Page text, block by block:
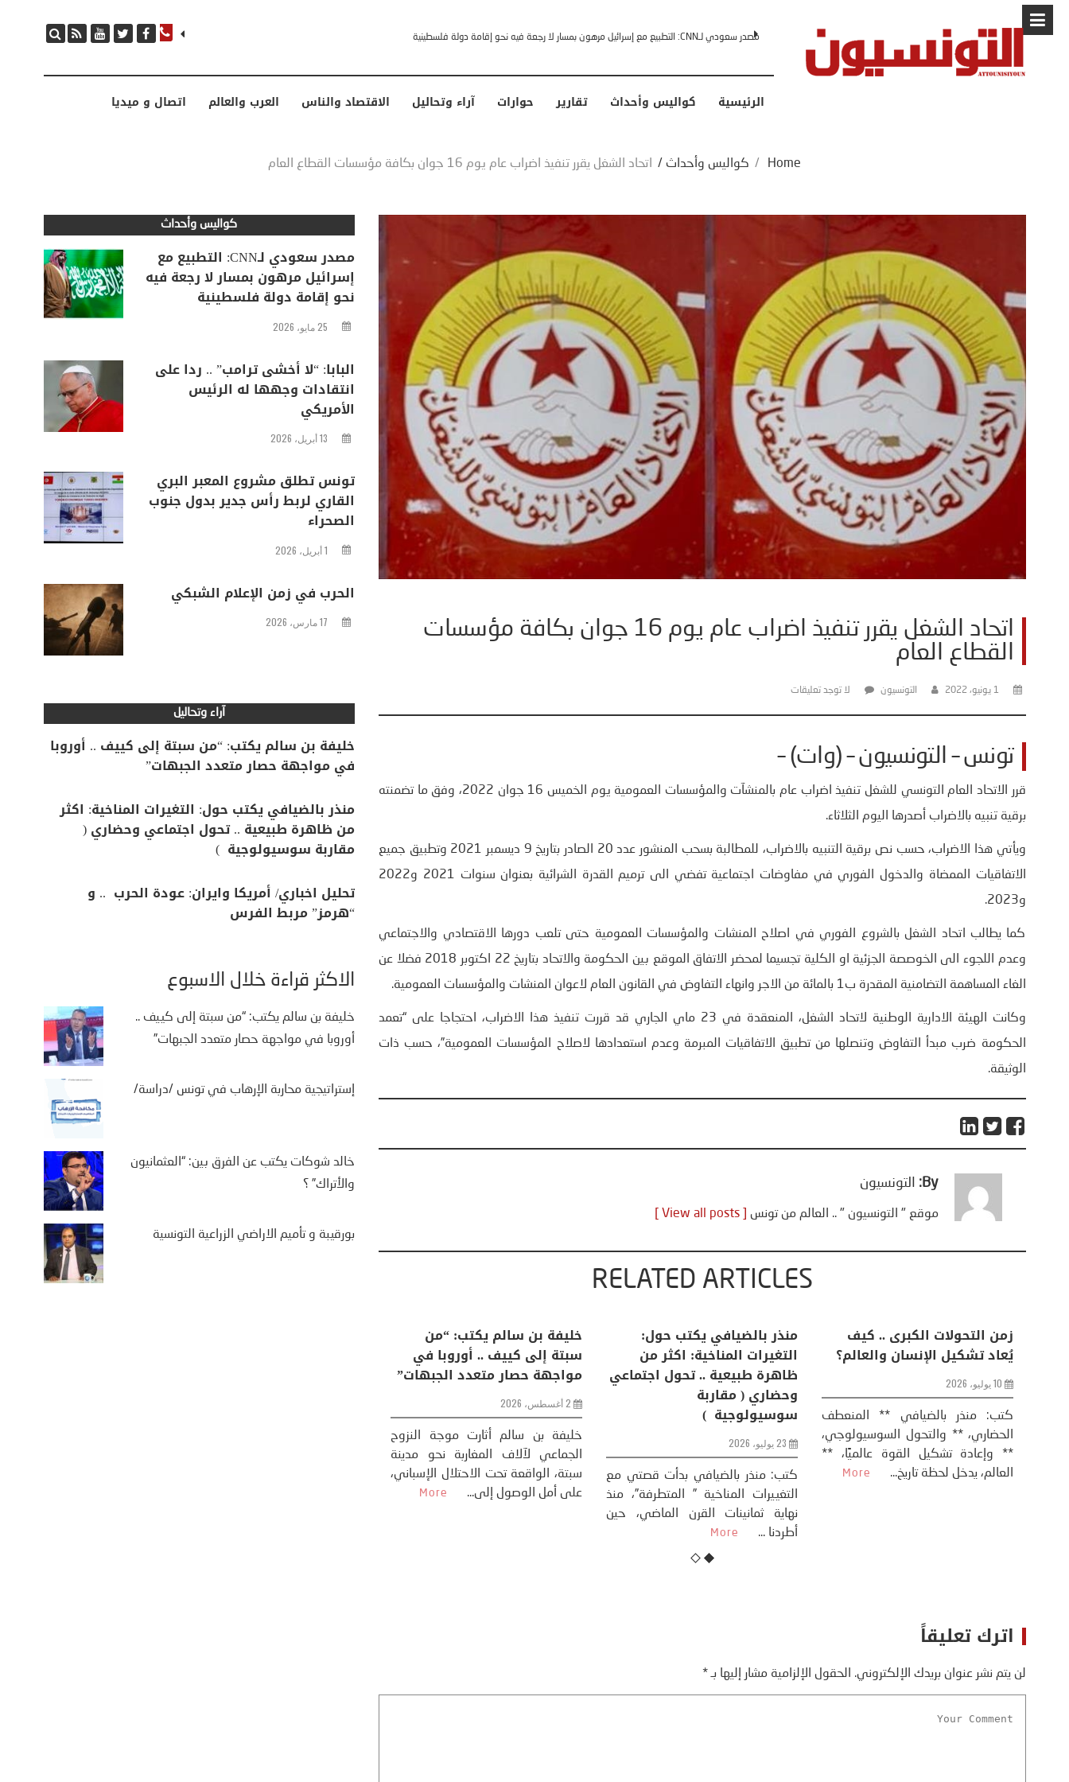
مصدر سعودي لـCNN: التطبيع مع إسرائيل مرهون بمسار لا رجعة فيه نحو إقامة دولة فلسطينية البابا: “لا أخشى ترامب” .. ردا على انتقادات وجهها له الرئيس الأمريكي
الرئيسية كواليس وأحداث تقارير حوارات آراء وتحاليل الاقتصاد والناس العرب والعالم اتصال و ميديا
Home
/ كواليس وأحداث / اتحاد الشغل يقرر تنفيذ اضراب عام يوم 16 جوان بكافة مؤسسات القطاع العام
اتحاد الشغل يقرر تنفيذ اضراب عام يوم 16 جوان بكافة مؤسسات
القطاع العام
1 يونيو، 2022 التونسيون لا توجد تعليقات
تونس – التونسيون – (وات) –
قرر الاتحاد العام التونسي للشغل تنفيذ اضراب عام بالمنشآت والمؤسسات العمومية يوم الخميس 16 جوان 2022، وفق ما تضمنته
برقية تنبيه بالاضراب أصدرها اليوم الثلاثاء.
ويأتي هذا الاضراب، حسب نص برقية التنبيه بالاضراب، للمطالبة بسحب المنشور عدد 20 الصادر بتاريخ 9 ديسمبر 2021 وتطبيق جميع
الاتفاقيات الممضاة والدخول الفوري في مفاوضات اجتماعية تفضي الى ترميم القدرة الشرائية بعنوان سنوات 2021 و2022
و2023.
كما يطالب اتحاد الشغل بالشروع الفوري في اصلاح المنشات والمؤسسات العمومية حتى تلعب دورها الاقتصادي والاجتماعي
وعدم اللجوء الى الخوصصة الجزئية او الكلية تجسيما لمحضر الاتفاق الموقع بين الحكومة والاتحاد بتاريخ 22 اكتوبر 2018 فضلا عن
الغاء المساهمة التضامنية المقدرة ب1 بالمائة من الاجر وانهاء التفاوض في القانون العام لاعوان المنشات والمؤسسات العمومية.
وكانت الهيئة الادارية الوطنية لاتحاد الشغل، المنعقدة في 23 ماي الجاري قد قررت تنفيذ هذا الاضراب، احتجاجا على “تعمد
الحكومة ضرب مبدأ التفاوض وتنصلها من تطبيق الاتفاقيات المبرمة وعدم استعدادها لاصلاح المؤسسات العمومية”، حسب ذات
الوثيقة.
By: التونسيون
موقع " التونسيون " .. العالم من تونس [ View all posts ]
RELATED ARTICLES
منذر بالضيافي يكتب حول:
التغيرات المناخية: اكثر من
ظاهرة طبيعية .. تحول اجتماعي
وحضاري ( مقاربة
سوسيولوجية )
23 يوليو، 2026
كتب: منذر بالضيافي بدأت قصتي مع
التغييرات المناخية ” المتطرفة”، منذ
زمن التحولات الكبرى .. كيف
يُعاد تشكيل الإنسان والعالم؟
10 يوليو، 2026
كتب: منذر بالضيافي ** المنعطف
الحضاري، ** والتحول السوسيولوجي،
** وإعادة تشكيل القوة عالميًا، **
العالم، يدخل لحظة تاريخ...
More
تحليل اخباري/ أمريكا وايران:
عودة الحرب .. و “هرمز” مربط
الفرس
تحليل – منذر بالضيافي عاد الرئيس
الأمريكي دونالد ترامب إلى قصف
ايران، وذلك ردا على ما اعتبره الرئيس
اترك تعليقاً
لن يتم نشر عنوان بريدك الإلكتروني. الحقول الإلزامية مشار إليها بـ*
كواليس وأحداث
مصدر سعودي لـCNN: التطبيع مع
إسرائيل مرهون بمسار لا رجعة فيه
نحو إقامة دولة فلسطينية
25 مايو، 2026
البابا: “لا أخشى ترامب” .. ردا على
انتقادات وجهها له الرئيس
الأمريكي
13 أبريل، 2026
تونس تطلق مشروع المعبر البري
القاري لربط رأس جدير بدول جنوب
الصحراء
1 أبريل، 2026
الحرب في زمن الإعلام الشبكي
17 مارس، 2026
آراء وتحاليل
خليفة بن سالم يكتب: “من سبتة إلى كييف .. أوروبا
في مواجهة حصار متعدد الجبهات”
منذر بالضيافي يكتب حول: التغيرات المناخية: اكثر
من ظاهرة طبيعية .. تحول اجتماعي وحضاري (
مقاربة سوسيولوجية )
تحليل اخباري/ أمريكا وايران: عودة الحرب .. و
“هرمز” مربط الفرس
الأكثر قراءة خلال الأسبوع
خليفة بن سالم يكتب: “من سبتة إلى كييف ..
أوروبا في مواجهة حصار متعدد الجبهات”
إستراتيجية محاربة الإرهاب في تونس /دراسة/
خالد شوكات يكتب عن الفرق بين: “العثمانيون
والأتراك” ؟
بورقيبة و تأميم الاراضي الزراعية التونسية